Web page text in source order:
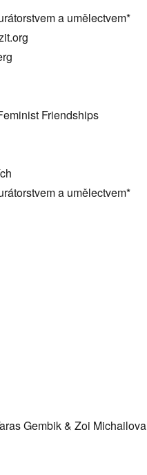
a umělectvem*
Friendships
a umělectvem*
Gembik & Zoi Michailova